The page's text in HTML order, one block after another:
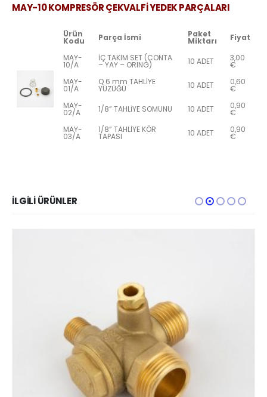
MAY-10 KOMPRESÖR ÇEKVALFİ YEDEK PARÇALARI
Ürün
Kodu Parça İsmi Paket
Miktarı
Fiyat
MAY-
10/A
İÇ TAKIM SET (CONTA
– YAY – ORING) 10 ADET 3,00
€
MAY-
01/A
Q 6 mm TAHLİYE
YÜZÜĞÜ 10 ADET 0,60
€
MAY-
02/A 1/8” TAHLİYE SOMUNU 10 ADET 0,90
€
MAY-
03/A
1/8” TAHLİYE KÖR
TAPASI 10 ADET 0,90
€
İLGILI ÜRÜNLER